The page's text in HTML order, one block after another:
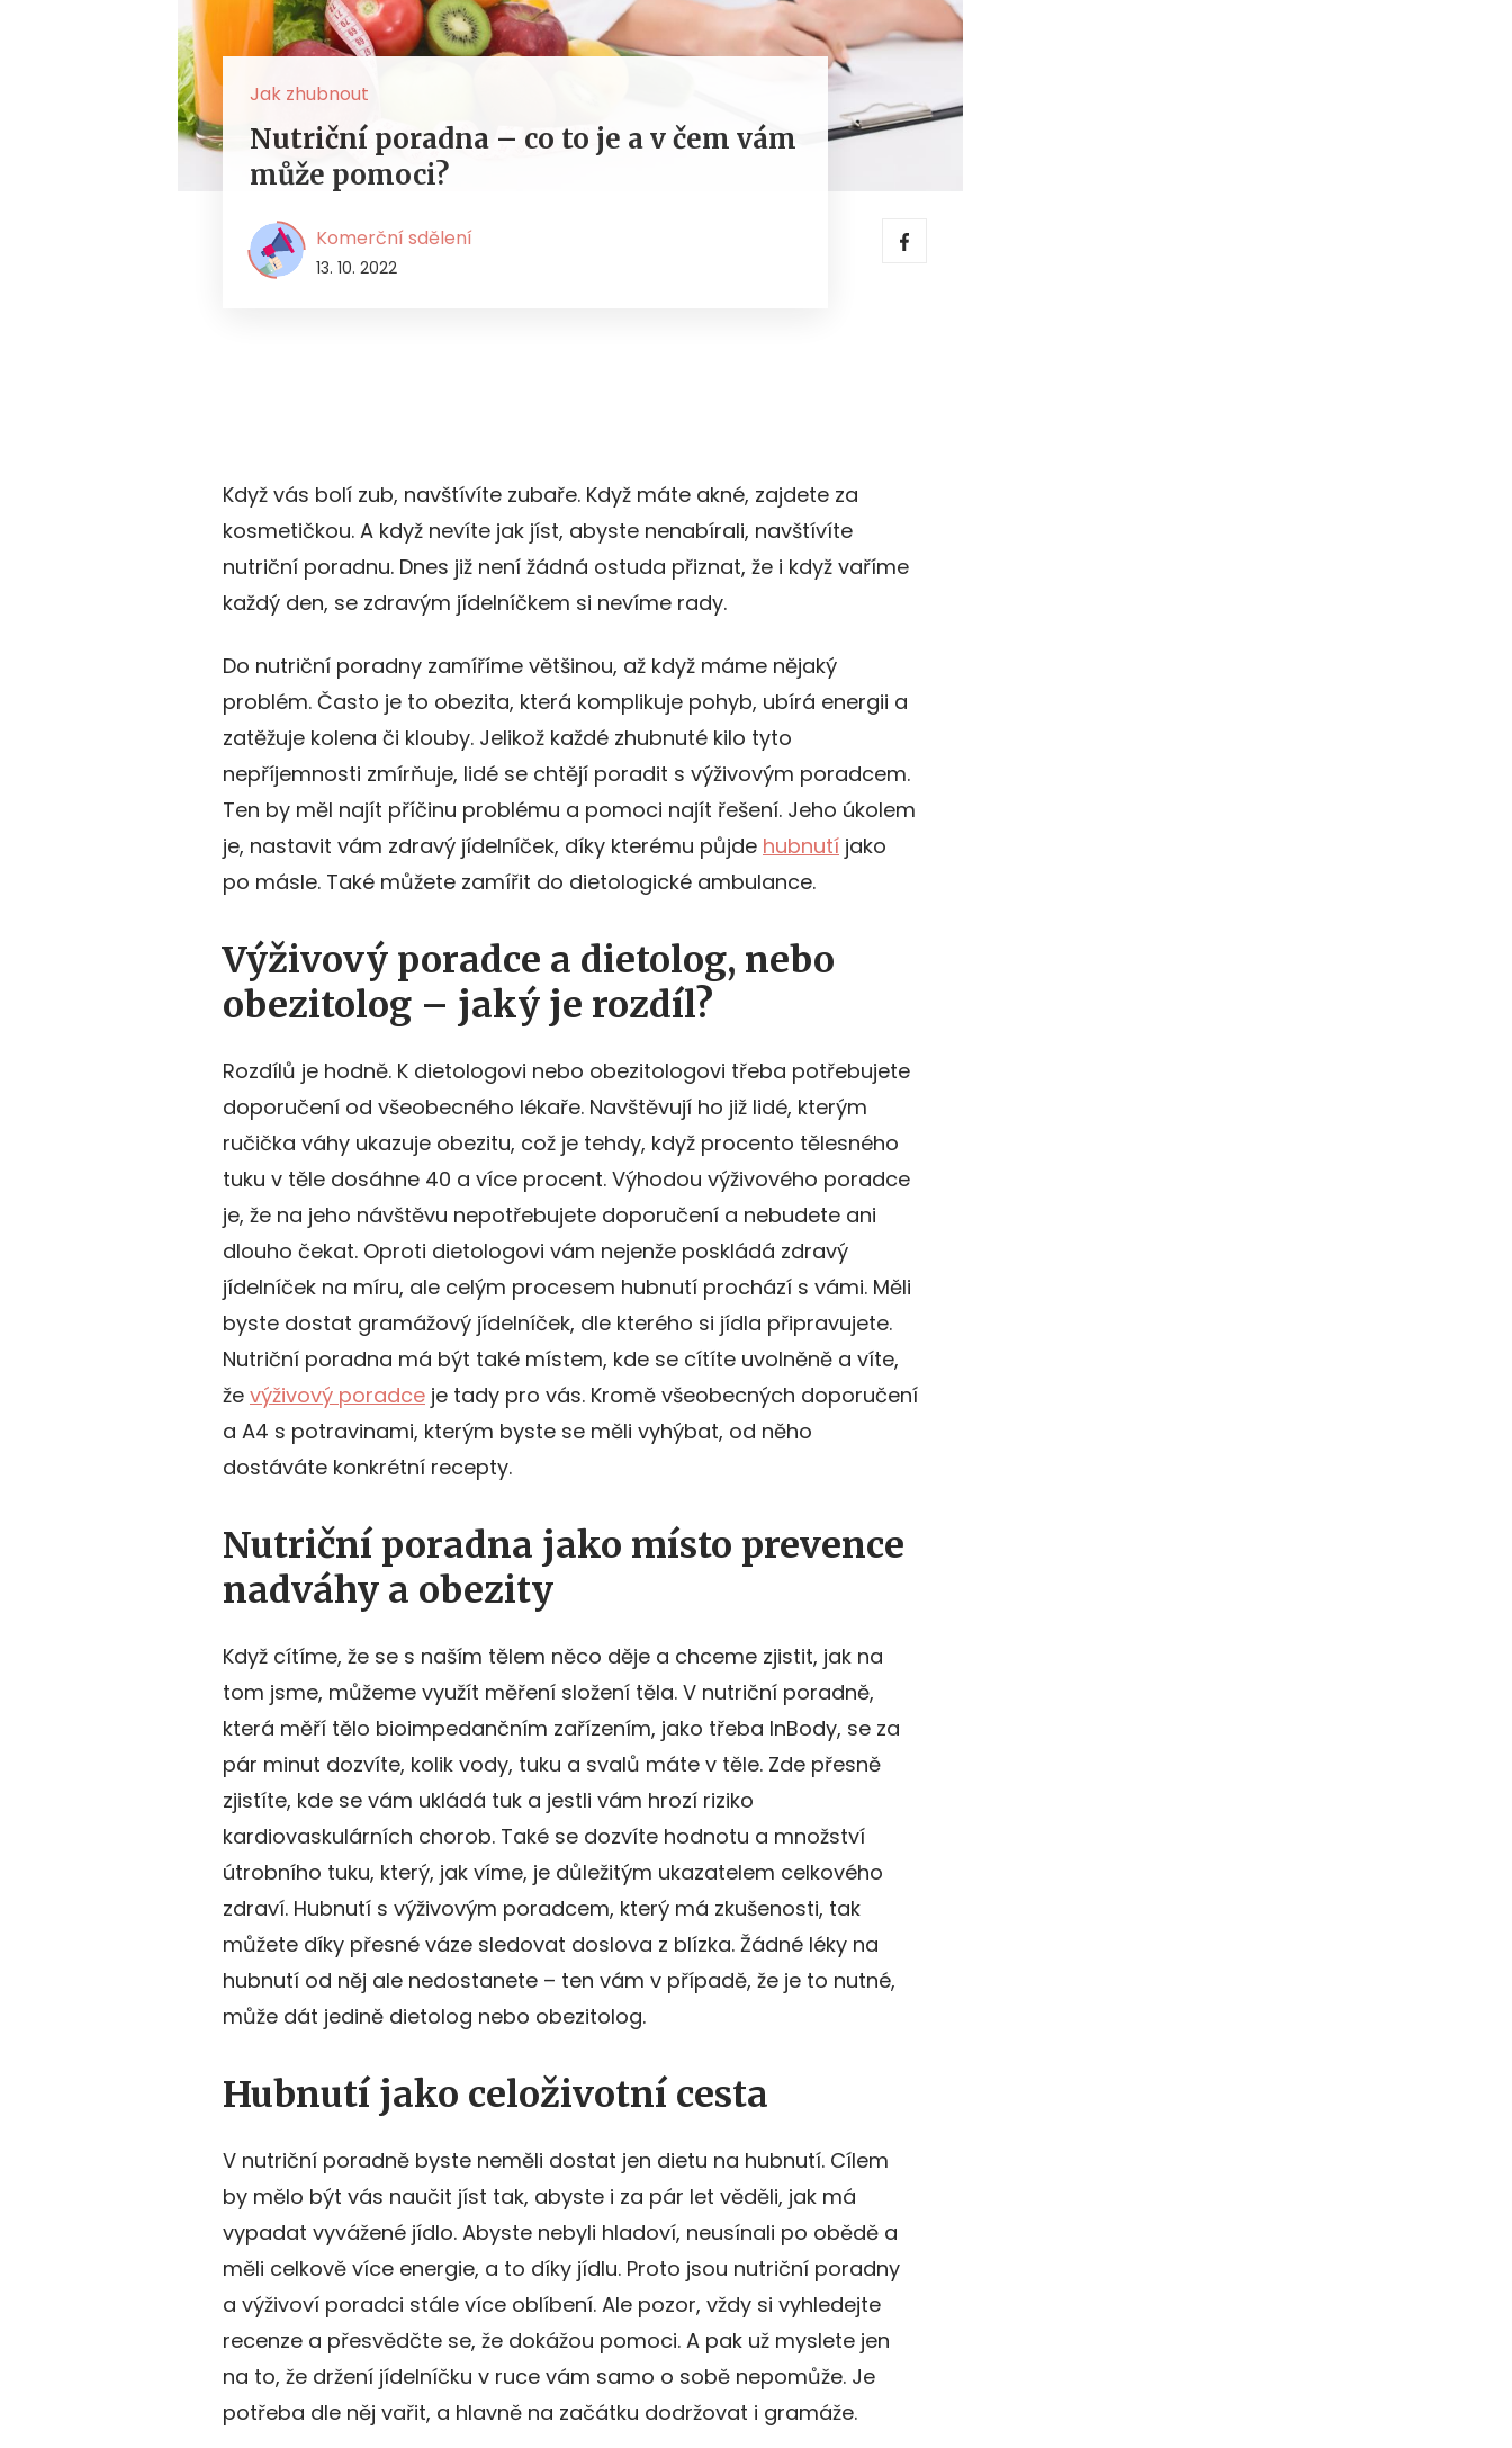
Jak zhubnout
Nutriční poradna – co to je a v čem vám
může pomoci?
Komerční sdělení
13. 10. 2022
Když vás bolí zub, navštívíte zubaře. Když máte akné, zajdete za
kosmetičkou. A když nevíte jak jíst, abyste nenabírali, navštívíte
nutriční poradnu. Dnes již není žádná ostuda přiznat, že i když vaříme
každý den, se zdravým jídelníčkem si nevíme rady.
Do nutriční poradny zamíříme většinou, až když máme nějaký
problém. Často je to obezita, která komplikuje pohyb, ubírá energii a
zatěžuje kolena či klouby. Jelikož každé zhubnuté kilo tyto
nepříjemnosti zmírňuje, lidé se chtějí poradit s výživovým poradcem.
Ten by měl najít příčinu problému a pomoci najít řešení. Jeho úkolem
je, nastavit vám zdravý jídelníček, díky kterému půjde hubnutí jako
po másle. Také můžete zamířit do dietologické ambulance.
Výživový poradce a dietolog, nebo
obezitolog – jaký je rozdíl?
Rozdílů je hodně. K dietologovi nebo obezitologovi třeba potřebujete
doporučení od všeobecného lékaře. Navštěvují ho již lidé, kterým
ručička váhy ukazuje obezitu, což je tehdy, když procento tělesného
tuku v těle dosáhne 40 a více procent. Výhodou výživového poradce
je, že na jeho návštěvu nepotřebujete doporučení a nebudete ani
dlouho čekat. Oproti dietologovi vám nejenže poskládá zdravý
jídelníček na míru, ale celým procesem hubnutí prochází s vámi. Měli
byste dostat gramážový jídelníček, dle kterého si jídla připravujete.
Nutriční poradna má být také místem, kde se cítíte uvolněně a víte,
že výživový poradce je tady pro vás. Kromě všeobecných doporučení
a A4 s potravinami, kterým byste se měli vyhýbat, od něho
dostáváte konkrétní recepty.
Nutriční poradna jako místo prevence
nadváhy a obezity
Když cítíme, že se s naším tělem něco děje a chceme zjistit, jak na
tom jsme, můžeme využít měření složení těla. V nutriční poradně,
která měří tělo bioimpedančním zařízením, jako třeba InBody, se za
pár minut dozvíte, kolik vody, tuku a svalů máte v těle. Zde přesně
zjistíte, kde se vám ukládá tuk a jestli vám hrozí riziko
kardiovaskulárních chorob. Také se dozvíte hodnotu a množství
útrobního tuku, který, jak víme, je důležitým ukazatelem celkového
zdraví. Hubnutí s výživovým poradcem, který má zkušenosti, tak
můžete díky přesné váze sledovat doslova z blízka. Žádné léky na
hubnutí od něj ale nedostanete – ten vám v případě, že je to nutné,
může dát jedině dietolog nebo obezitolog.
Hubnutí jako celoživotní cesta
V nutriční poradně byste neměli dostat jen dietu na hubnutí. Cílem
by mělo být vás naučit jíst tak, abyste i za pár let věděli, jak má
vypadat vyvážené jídlo. Abyste nebyli hladoví, neusínali po obědě a
měli celkově více energie, a to díky jídlu. Proto jsou nutriční poradny
a výživoví poradci stále více oblíbení. Ale pozor, vždy si vyhledejte
recenze a přesvědčte se, že dokážou pomoci. A pak už myslete jen
na to, že držení jídelníčku v ruce vám samo o sobě nepomůže. Je
potřeba dle něj vařit, a hlavně na začátku dodržovat i gramáže.